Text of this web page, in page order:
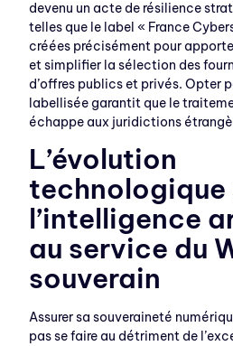
devenu un acte de résilience
telles que le label « France
créées précisément pour
et simplifier la sélection des
d’offres publics et privés. Opter
labellisée garantit que le
échappe aux juridictions
L’évolution
technologique
l’intelligence
au service du
souverain
Assurer sa souveraineté
pas se faire au détriment de